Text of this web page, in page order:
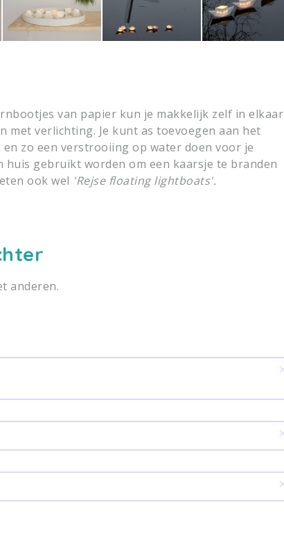
van papier kun je makkelijk zelf in elkaar
met verlichting. Je kunt as toevoegen aan het
zo een verstrooiing op water doen voor je
gebruikt worden om een kaarsje te branden
ook wel 'Rejse floating lightboats'.
anderen.